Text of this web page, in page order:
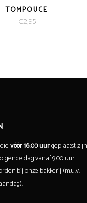
TOMPOUCE
€2,95
vóór 16.00 uurgeplaatst zijn
dag vanaf 9.00 uur
bij onze bakkerij (m.u.v.